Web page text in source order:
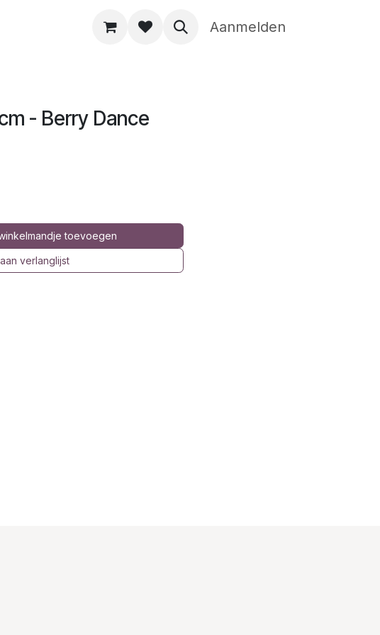
Aanmelden
- Berry Dance
toevoegen
verlanglijst